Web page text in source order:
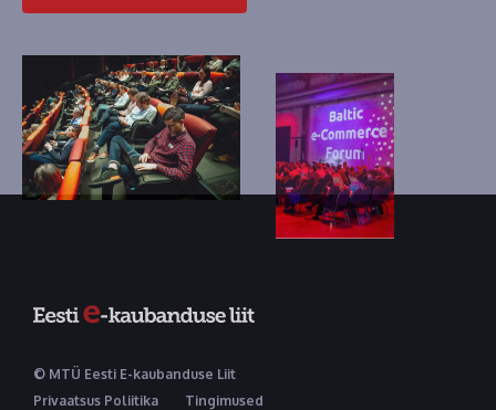
© MTÜ Eesti E-kaubanduse Liit
Privaatsus Poliitika
Tingimused